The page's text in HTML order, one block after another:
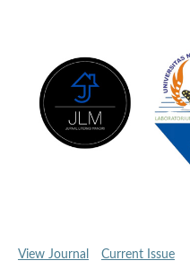
View Journal Current Issue